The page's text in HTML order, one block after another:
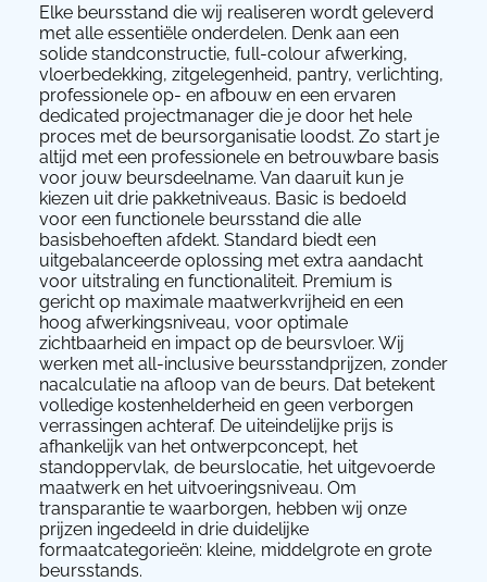
Elke beursstand die wij realiseren wordt geleverd
met alle essentiële onderdelen. Denk aan een
solide standconstructie, full-colour afwerking,
vloerbedekking, zitgelegenheid, pantry, verlichting,
professionele op- en afbouw en een ervaren
dedicated projectmanager die je door het hele
proces met de beursorganisatie loodst. Zo start je
altijd met een professionele en betrouwbare basis
voor jouw beursdeelname. Van daaruit kun je
kiezen uit drie pakketniveaus. Basic is bedoeld
voor een functionele beursstand die alle
basisbehoeften afdekt. Standard biedt een
uitgebalanceerde oplossing met extra aandacht
voor uitstraling en functionaliteit. Premium is
gericht op maximale maatwerkvrijheid en een
hoog afwerkingsniveau, voor optimale
zichtbaarheid en impact op de beursvloer. Wij
werken met all-inclusive beursstandprijzen, zonder
nacalculatie na afloop van de beurs. Dat betekent
volledige kostenhelderheid en geen verborgen
verrassingen achteraf. De uiteindelijke prijs is
afhankelijk van het ontwerpconcept, het
standoppervlak, de beurslocatie, het uitgevoerde
maatwerk en het uitvoeringsniveau. Om
transparantie te waarborgen, hebben wij onze
prijzen ingedeeld in drie duidelijke
formaatcategorieën: kleine, middelgrote en grote
beursstands.